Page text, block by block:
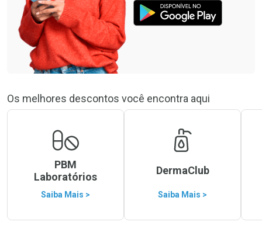
Os melhores descontos você encontra aqui
PBM
Laboratórios
Saiba Mais >
DermaClub
Saiba Mais >